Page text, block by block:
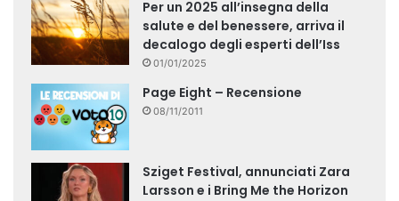
Per un 2025 all’insegna della
salute e del benessere, arriva il
decalogo degli esperti dell’Iss
01/01/2025
Page Eight – Recensione
08/11/2011
Sziget Festival, annunciati Zara
Larsson e i Bring Me the Horizon